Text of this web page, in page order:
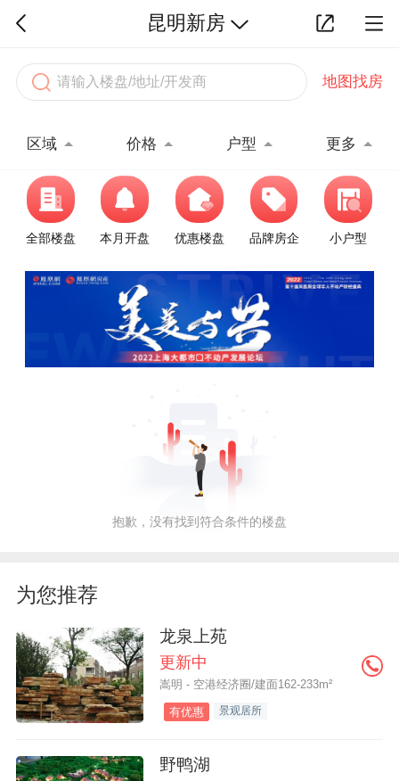
昆明新房
地图找房
区域 价格 户型 更多
全部楼盘 本月开盘 优惠楼盘 品牌房企 小户型
抱歉，没有找到符合条件的楼盘
为您推荐
龙泉上苑
更新中
嵩明 - 空港经济圈/建面162-233m²
有优惠 景观居所
野鸭湖